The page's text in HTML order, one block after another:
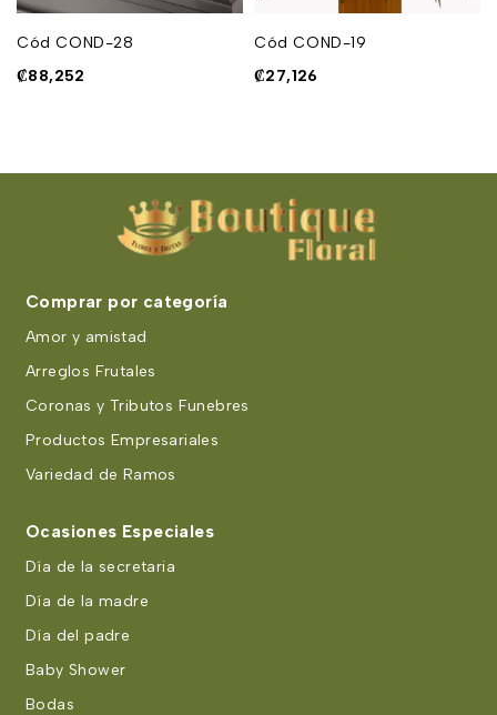
Cód COND-28
₡88,252
Cód COND-19
₡27,126
Comprar por categoría
Amor y amistad
Arreglos Frutales
Coronas y Tributos Funebres
Productos Empresariales
Variedad de Ramos
Ocasiones Especiales
Día de la secretaria
Día de la madre
Día del padre
Baby Shower
Bodas